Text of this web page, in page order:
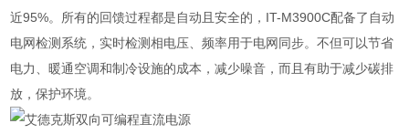
近95%。所有的回馈过程都是自动且安全的， IT-M3900C配备了自动
电网检测系统，实时检测相电压、频率用于电网同步。不但可以节省
电力、暖通空调和制冷设施的成本，减少噪音，而且有助于减少碳排
放，保护环境。